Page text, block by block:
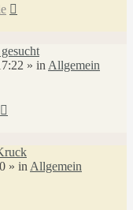
» in Allgemein
» in Allgemein